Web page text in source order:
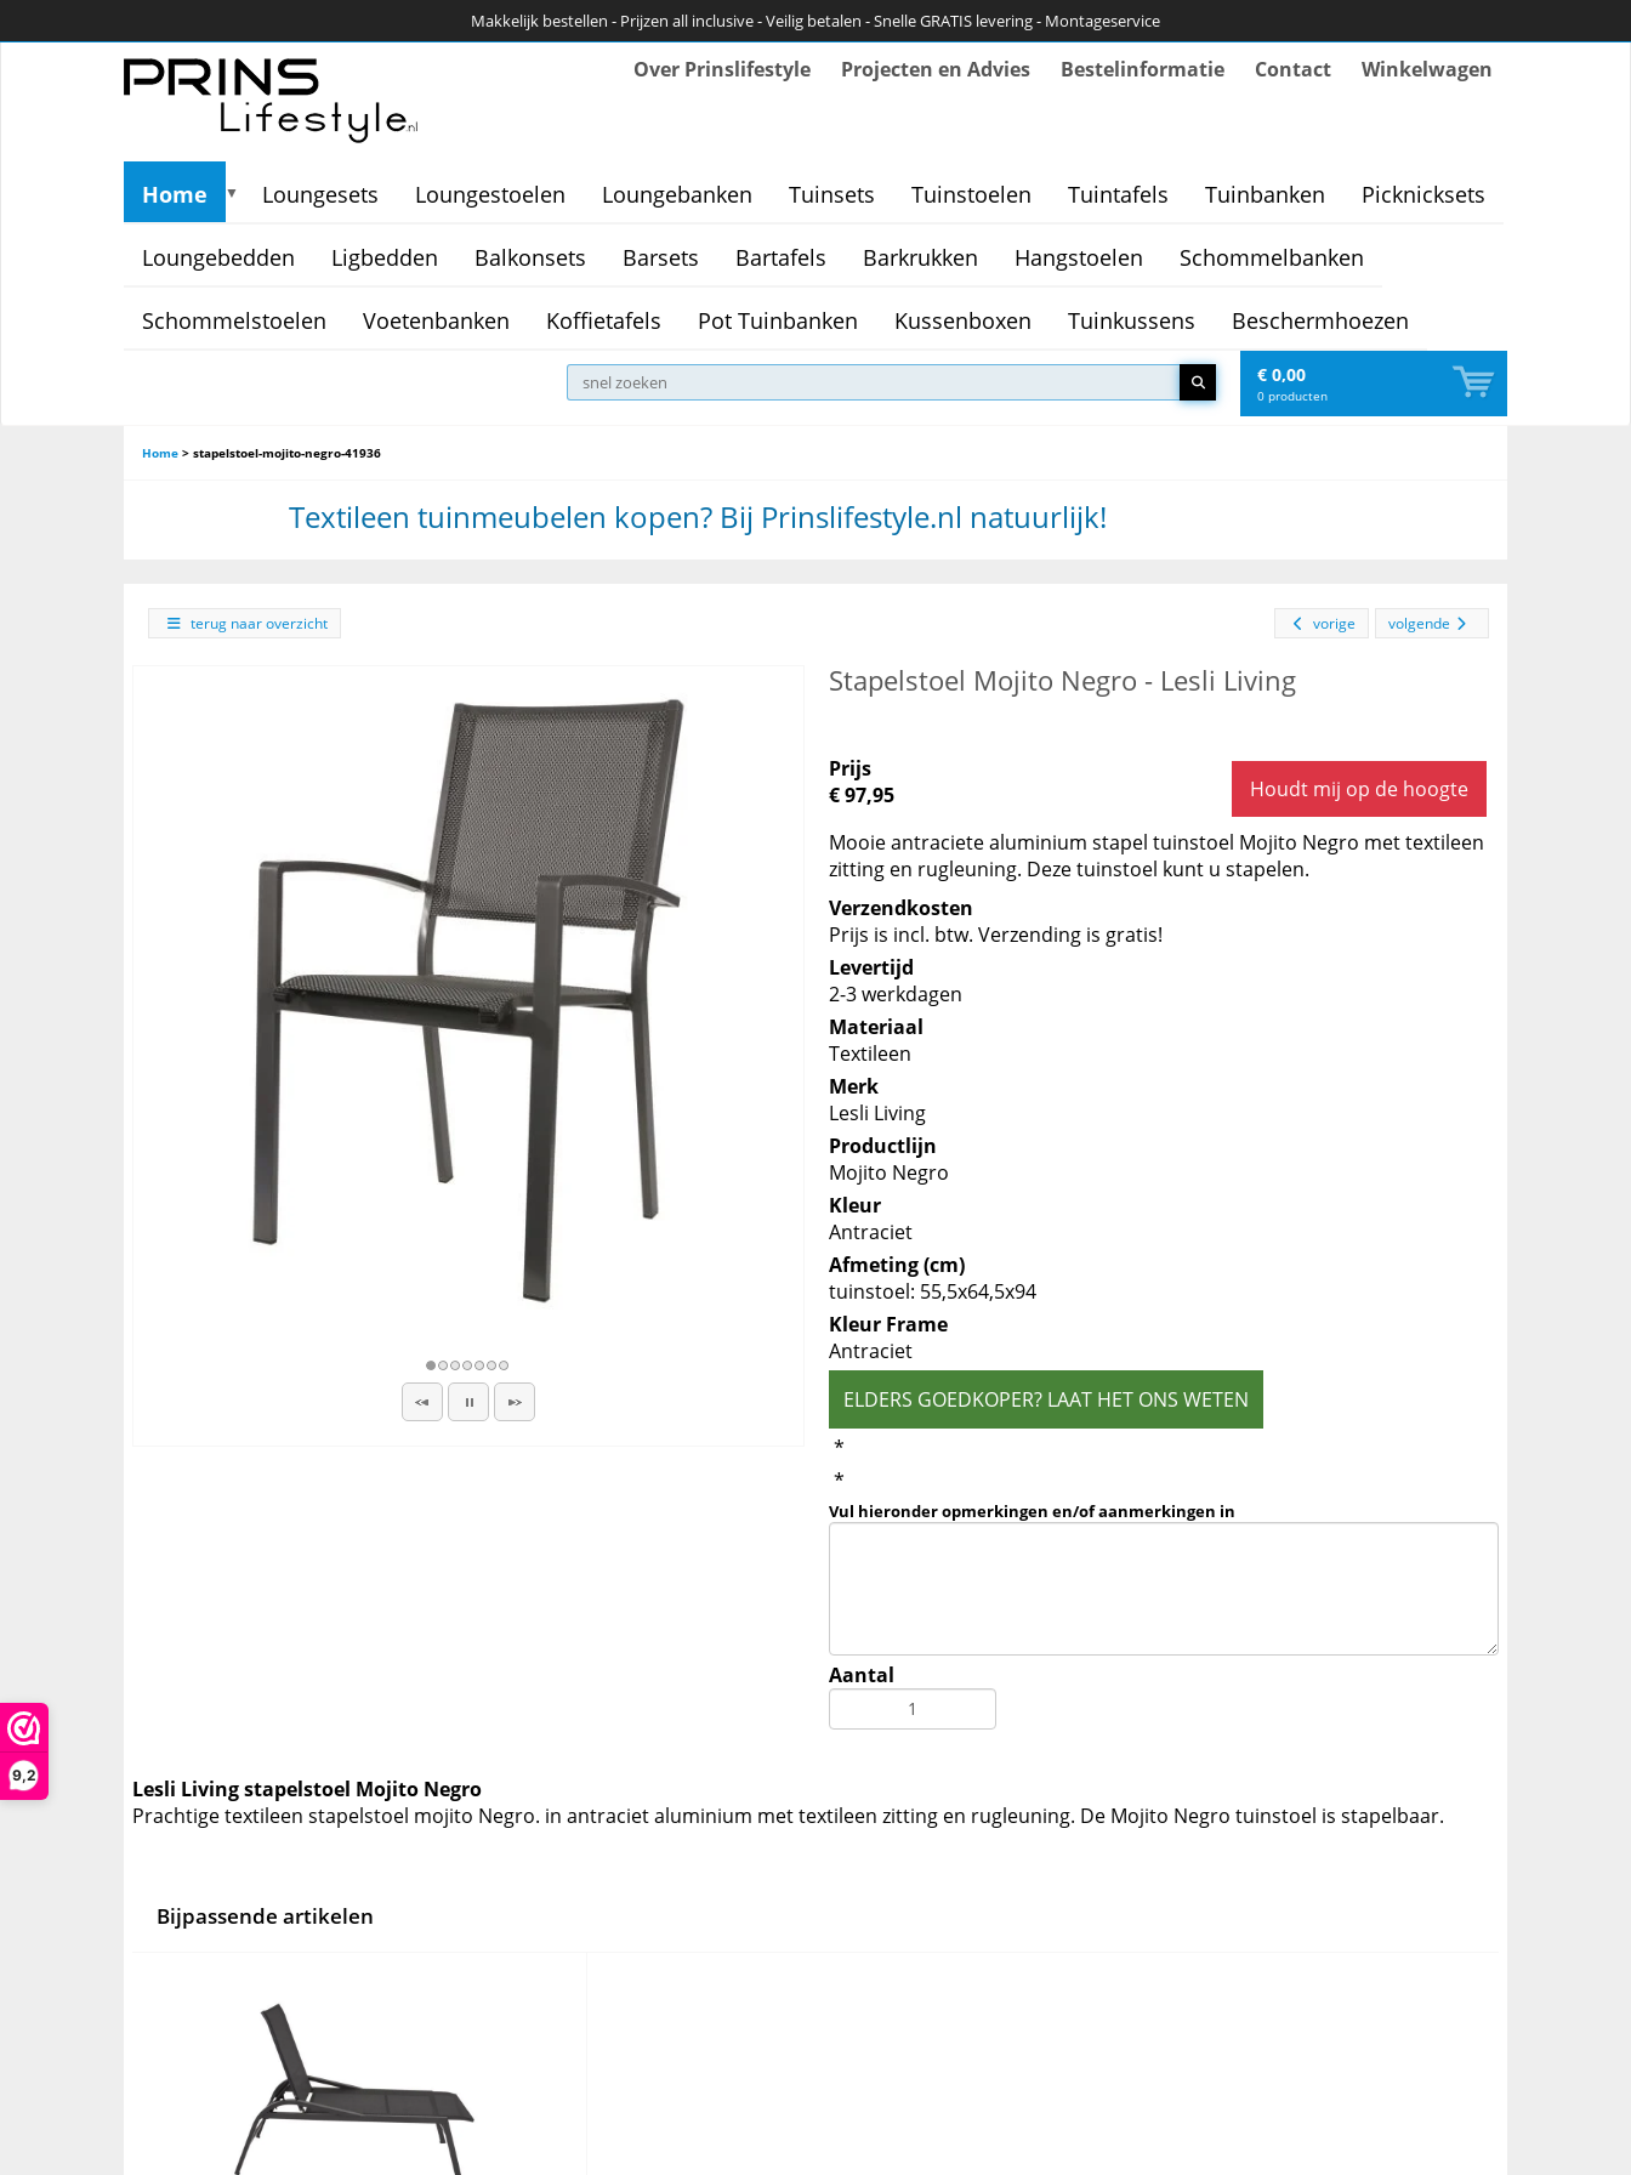
9,2
Makkelijk bestellen - Prijzen all inclusive - Veilig betalen - Snelle GRATIS levering - Montageservice
Over Prinslifestyle Projecten en Advies Bestelinformatie Contact Winkelwagen
Home ▼ Loungesets Loungestoelen Loungebanken Tuinsets Tuinstoelen Tuintafels Tuinbanken Picknicksets
Loungebedden Ligbedden Balkonsets Barsets Bartafels Barkrukken Hangstoelen Schommelbanken
Schommelstoelen Voetenbanken Koffietafels Pot Tuinbanken Kussenboxen Tuinkussens Beschermhoezen
€ 0,00
0 producten
Home > stapelstoel-mojito-negro-41936
Textileen tuinmeubelen kopen? Bij Prinslifestyle.nl natuurlijk!
terug naar overzicht volgende
vorige
Stapelstoel Mojito Negro - Lesli Living
Prijs
€ 97,95
Houdt mij op de hoogte
Mooie antraciete aluminium stapel tuinstoel Mojito Negro met textileen
zitting en rugleuning. Deze tuinstoel kunt u stapelen.
Verzendkosten
Prijs is incl. btw. Verzending is gratis!
Levertijd
2-3 werkdagen
Materiaal
Textileen
Merk
Lesli Living
Productlijn
Mojito Negro
Kleur
Antraciet
Afmeting (cm)
tuinstoel: 55,5x64,5x94
Kleur Frame
Antraciet
ELDERS GOEDKOPER? LAAT HET ONS WETEN
*
*
Vul hieronder opmerkingen en/of aanmerkingen in
Aantal
Lesli Living stapelstoel Mojito Negro
Prachtige textileen stapelstoel mojito Negro. in antraciet aluminium met textileen zitting en rugleuning. De Mojito Negro tuinstoel is stapelbaar.
Bijpassende artikelen